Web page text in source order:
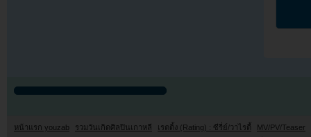
หน้าแรก youzab รวมวันเกิดศิลปินเกาหลี เรตติ้ง (Rating) : ซีรี่ย์/วาไรตี้
MV/PV/Teaser